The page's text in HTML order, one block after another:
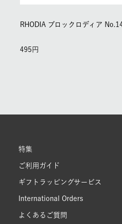
RHODIA ブロックロディア
495
特集
ご利用ガイド
ギフトラッピングサービス
International Orders
よくあるご質問